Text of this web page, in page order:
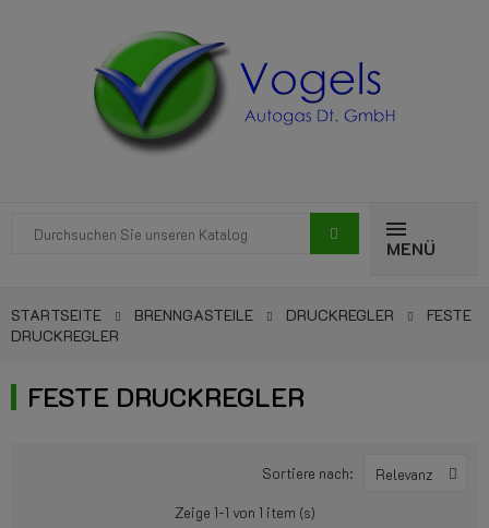
MENÜ
STARTSEITE BRENNGASTEILE DRUCKREGLER
FESTE
DRUCKREGLER
FESTE DRUCKREGLER
Sortiere nach: Relevanz
Zeige 1-1 von 1 item (s)